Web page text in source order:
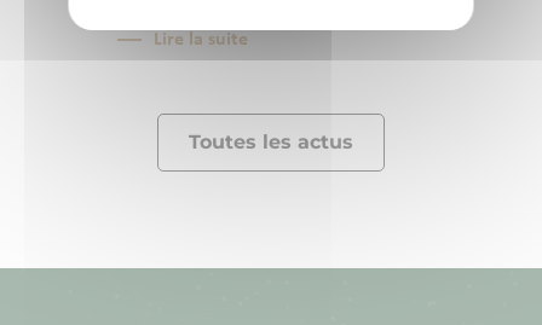
Lire la suite
Toutes les actus